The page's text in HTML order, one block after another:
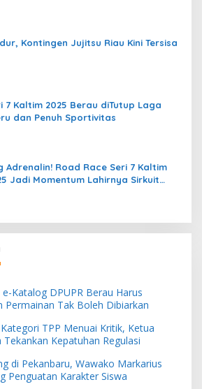
Kontingen Jujitsu Riau Kini Tersisa
7 Kaltim 2025 Berau diTutup Laga
dan Penuh Sportivitas
Adrenalin! Road Race Seri 7 Kaltim
Jadi Momentum Lahirnya Sirkuit
Katalog DPUPR Berau Harus
Permainan Tak Boleh Dibiarkan
TPP Menuai Kritik, Ketua
Kepatuhan Regulasi
di Pekanbaru, Wawako Markarius
Penguatan Karakter Siswa